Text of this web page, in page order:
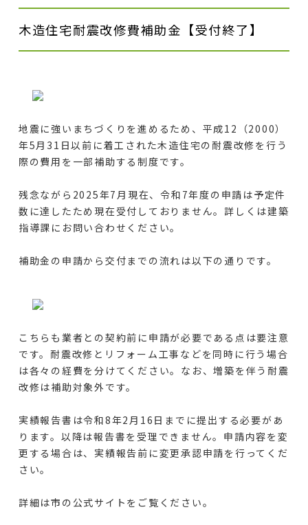
木造住宅耐震改修費補助金【受付終了】
地震に強いまちづくりを進めるため、平成12（2000）
年5月31日以前に着工された木造住宅の耐震改修を行う
際の費用を一部補助する制度です。
残念ながら2025年7月現在、令和7年度の申請は予定件
数に達したため現在受付しておりません。詳しくは建築
指導課にお問い合わせください。
補助金の申請から交付までの流れは以下の通りです。
こちらも 業者との契約前に申請が必要である点は要注意
です。耐震改修とリフォーム工事などを同時に行う場合
は各々の経費を分けてください。なお、増築を伴う耐震
改修は補助対象外です。
実績報告書は令和8年2月16日までに提出する必要があ
ります。以降は報告書を受理できません。申請内容を変
更する場合は、実績報告前に変更承認申請を行ってくだ
さい。
詳細は市の公式サイトをご覧ください。